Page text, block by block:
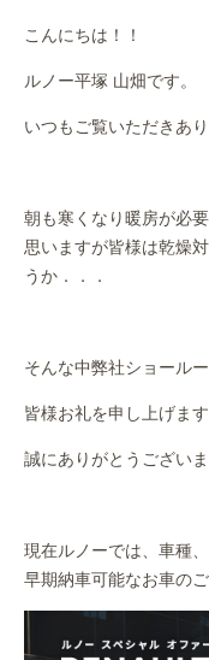
サービス
作業事例
店舗アクセス
こんにちは！！
ルノー平塚 山畑です。
いつもご覧いただきあ
朝も寒くなり暖房が必
思いますが皆様は乾燥
うか．．．
そんな中弊社ショール
皆様お礼を申し上げます
誠にありがとうございま
現在ルノーでは、車種
早期納車可能なお車の